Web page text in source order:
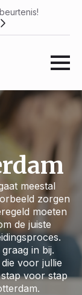
meestal
zorgen
moeten
de juiste
in bij.
voor jullie
voor stap